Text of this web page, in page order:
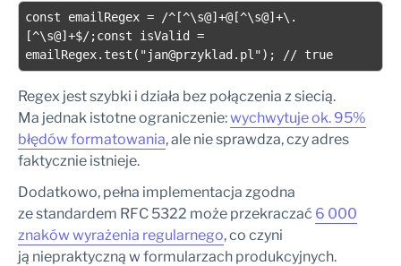
const emailRegex = /^[^\s@]+@[^\s@]+\.
[^\s@]+$/;const isValid =
emailRegex.test("jan@przyklad.pl "); // true
Regex jest szybki i działa bez połączenia z siecią.
Ma jednak istotne ograniczenie:wychwytuje ok. 95%
błędów formatowania, ale nie sprawdza, czy adres
faktycznie istnieje.
Dodatkowo, pełna implementacja zgodna
ze standardem RFC 5322 może przekraczać 6 000
znaków wyrażenia regularnego, co czyni
ją niepraktyczną w formularzach produkcyjnych.